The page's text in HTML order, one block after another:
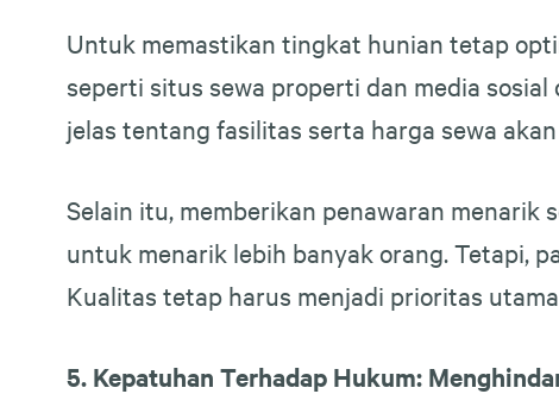
Untuk memastikan tingkat hunian tetap
seperti situs sewa properti dan media
jelas tentang fasilitas serta harga sewa
Selain itu, memberikan penawaran
untuk menarik lebih banyak orang. Tetapi,
Kualitas tetap harus menjadi prioritas
5. Kepatuhan Terhadap Hukum: